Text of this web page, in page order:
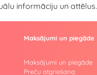
informāciju un
Maksājumi un piegāde
Maksājumi un piegāde
Preču atgriešana